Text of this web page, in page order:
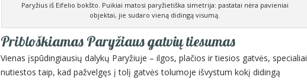
Paryžius iš Eifelio bokšto. Puikiai matosi paryžietiška simetrija: pastatai nėra pavieniai
objektai, jie sudaro vieną didingą visumą.
Pribloškiamas Paryžiaus gatvių tiesumas
Vienas įspūdingiausių dalykų Paryžiuje – ilgos, plačios ir tiesios gatvės, specialiai
nutiestos taip, kad pažvelgęs į tolį gatvės tolumoje išvystum kokį didingą